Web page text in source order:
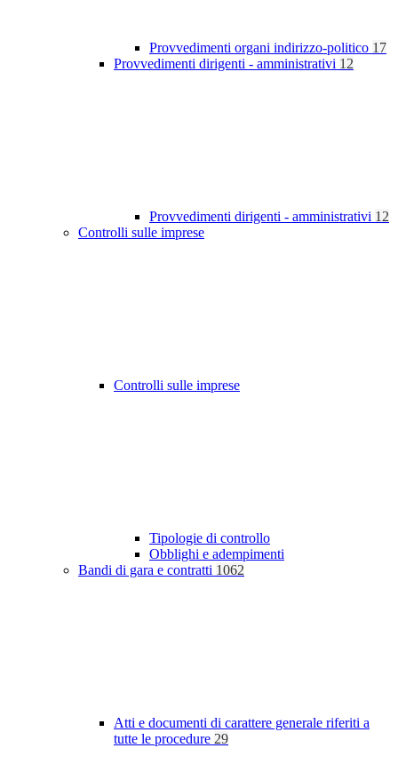
Provvedimenti organi indirizzo-politico 17
Provvedimenti dirigenti - amministrativi 12
Provvedimenti dirigenti - amministrativi 12
Controlli sulle imprese
Controlli sulle imprese
Tipologie di controllo
Obblighi e adempimenti
Bandi di gara e contratti 1062
Atti e documenti di carattere generale riferiti a
tutte le procedure 29